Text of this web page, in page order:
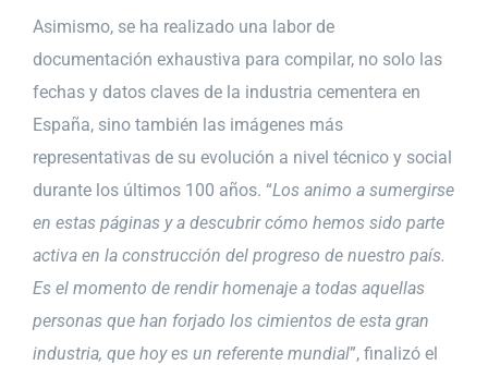
Asimismo, se ha realizado una labor de
documentación exhaustiva para compilar, no solo las
fechas y datos claves de la industria cementera en
España, sino también las imágenes más
representativas de su evolución a nivel técnico y social
durante los últimos 100 años. “Los animo a sumergirse
en estas páginas y a descubrir cómo hemos sido parte
activa en la construcción del progreso de nuestro país.
Es el momento de rendir homenaje a todas aquellas
personas que han forjado los cimientos de esta gran
industria, que hoy es un referente mundial”, finalizó el